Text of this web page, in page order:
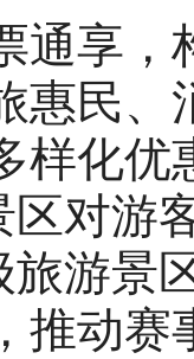
享，
惠民、
样化优
区对游
旅游景
推动